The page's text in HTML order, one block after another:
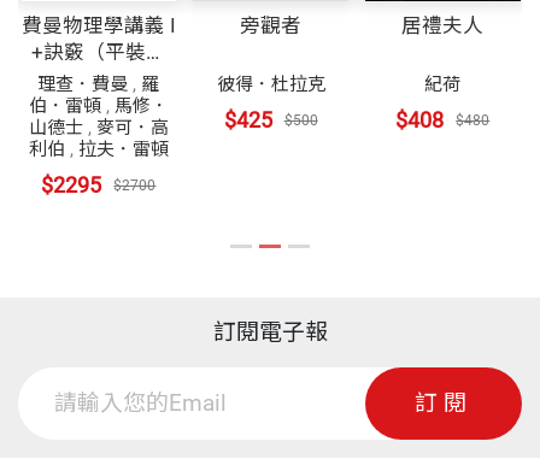
費曼物理學講義 I
+訣竅（平裝）
共7冊
理查．費曼 , 羅
伯．雷頓, 馬修．
山德士, 麥可．高
利伯 , 拉夫．雷頓
$2295 $2700
旁觀者
彼得．杜拉克
$425 $500
居禮夫人
紀荷
$408 $480
訂閱電子報
訂閱